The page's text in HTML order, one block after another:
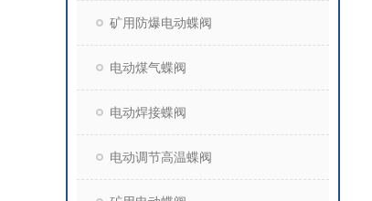
矿用防爆电动蝶阀
电动煤气蝶阀
电动焊接蝶阀
电动调节高温蝶阀